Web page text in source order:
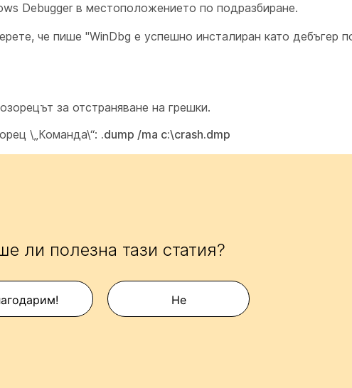
Debugger в местоположението по подразбиране.
че пише "WinDbg е успешно инсталиран като дебъгер
за отстраняване на грешки.
\„Команда\“: .dump /ma c:\crash.dmp
ли полезна тази статия?
Не